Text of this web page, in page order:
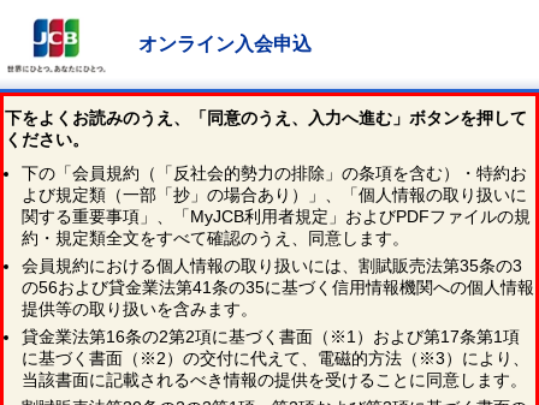
オンライン入会申込
下をよくお読みのうえ、「同意のうえ、入力へ進む」ボタンを押して
ください。
下の「会員規約（「反社会的勢力の排除」の条項を含む）・特約お
よび規定類（一部「抄」の場合あり）」、「個人情報の取り扱いに
関する重要事項」、「MyJCB利用者規定」およびPDFファイルの規
約・規定類全文をすべて確認のうえ、同意します。
会員規約における個人情報の取り扱いには、割賦販売法第35条の3
の56および貸金業法第41条の35に基づく信用情報機関への個人情報
提供等の取り扱いを含みます。
貸金業法第16条の2第2項に基づく書面（※1）および第17条第1項
に基づく書面（※2）の交付に代えて、電磁的方法（※3）により、
当該書面に記載されるべき情報の提供を受けることに同意します。